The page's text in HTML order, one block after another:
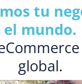
tu
el mundo.
global.